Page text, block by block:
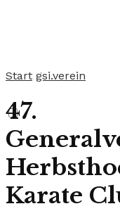
Start gsi.verein
47.
Karate